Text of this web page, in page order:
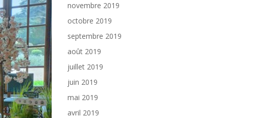
novembre 2019
octobre 2019
septembre 2019
août 2019
juillet 2019
juin 2019
mai 2019
avril 2019